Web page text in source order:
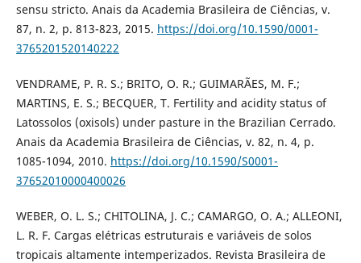
sensu stricto. Anais da Academia Brasileira de Ciências, v.
87, n. 2, p. 813-823, 2015. https://doi.org/10.1590/0001-
3765201520140222
VENDRAME, P. R. S.; BRITO, O. R.; GUIMARÃES, M. F.;
MARTINS, E. S.; BECQUER, T. Fertility and acidity status of
Latossolos (oxisols) under pasture in the Brazilian Cerrado.
Anais da Academia Brasileira de Ciências, v. 82, n. 4, p.
1085-1094, 2010. https://doi.org/10.1590/S0001-
37652010000400026
WEBER, O. L. S.; CHITOLINA, J. C.; CAMARGO, O. A.; ALLEONI,
L. R. F. Cargas elétricas estruturais e variáveis de solos
tropicais altamente intemperizados. Revista Brasileira de